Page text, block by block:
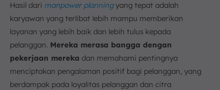
Hasil dari manpower planningyang tepat adalah
karyawan yang terlibat lebih mampu memberikan
layanan yang lebih baik dan lebih tulus kepada
pelanggan. Mereka merasa bangga dengan
pekerjaan mereka dan memahami pentingnya
menciptakan pengalaman positif bagi pelanggan, yang
berdampak pada loyalitas pelanggan dan citra